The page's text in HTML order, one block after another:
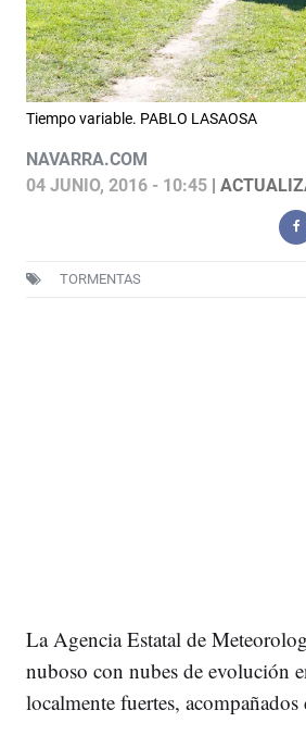
Tiempo variable. PABLO LASAOSA
NAVARRA.COM
04 JUNIO, 2016 - 10:45|
TORMENTAS
La Agencia Estatal de
nuboso con nubes de evolución
localmente fuertes,